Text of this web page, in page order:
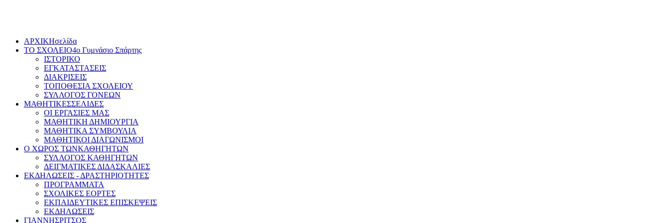
ΑΡΧΙΚΗσελίδα
ΤΟ ΣΧΟΛΕΙΟ4ο Γυμνάσιο Σπάρτης
ΙΣΤΟΡΙΚΟ
ΕΓΚΑΤΑΣΤΑΣΕΙΣ
ΔΙΑΚΡΙΣΕΙΣ
ΤΟΠΟΘΕΣΙΑ ΣΧΟΛΕΙΟΥ
ΣΥΛΛΟΓΟΣ ΓΟΝΕΩΝ
ΜΑΘΗΤΙΚΕΣΣΕΛΙΔΕΣ
ΟΙ ΕΡΓΑΣΙΕΣ ΜΑΣ
ΜΑΘΗΤΙΚΗ ΔΗΜΙΟΥΡΓΙΑ
ΜΑΘΗΤΙΚΑ ΣΥΜΒΟΥΛΙΑ
ΜΑΘΗΤΙΚΟΙ ΔΙΑΓΩΝΙΣΜΟΙ
Ο ΧΩΡΟΣ ΤΩΝΚΑΘΗΓΗΤΩΝ
ΣΥΛΛΟΓΟΣ ΚΑΘΗΓΗΤΩΝ
ΔΕΙΓΜΑΤΙΚΕΣ ΔΙΔΑΣΚΑΛΙΕΣ
ΕΚΔΗΛΩΣΕΙΣ - ΔΡΑΣΤΗΡΙΟΤΗΤΕΣ
ΠΡΟΓΡΑΜΜΑΤΑ
ΣΧΟΛΙΚΕΣ ΕΟΡΤΕΣ
ΕΚΠΑΙΔΕΥΤΙΚΕΣ ΕΠΙΣΚΕΨΕΙΣ
ΕΚΔΗΛΩΣΕΙΣ
ΓΙΑΝΝΗΣΡΙΤΣΟΣ